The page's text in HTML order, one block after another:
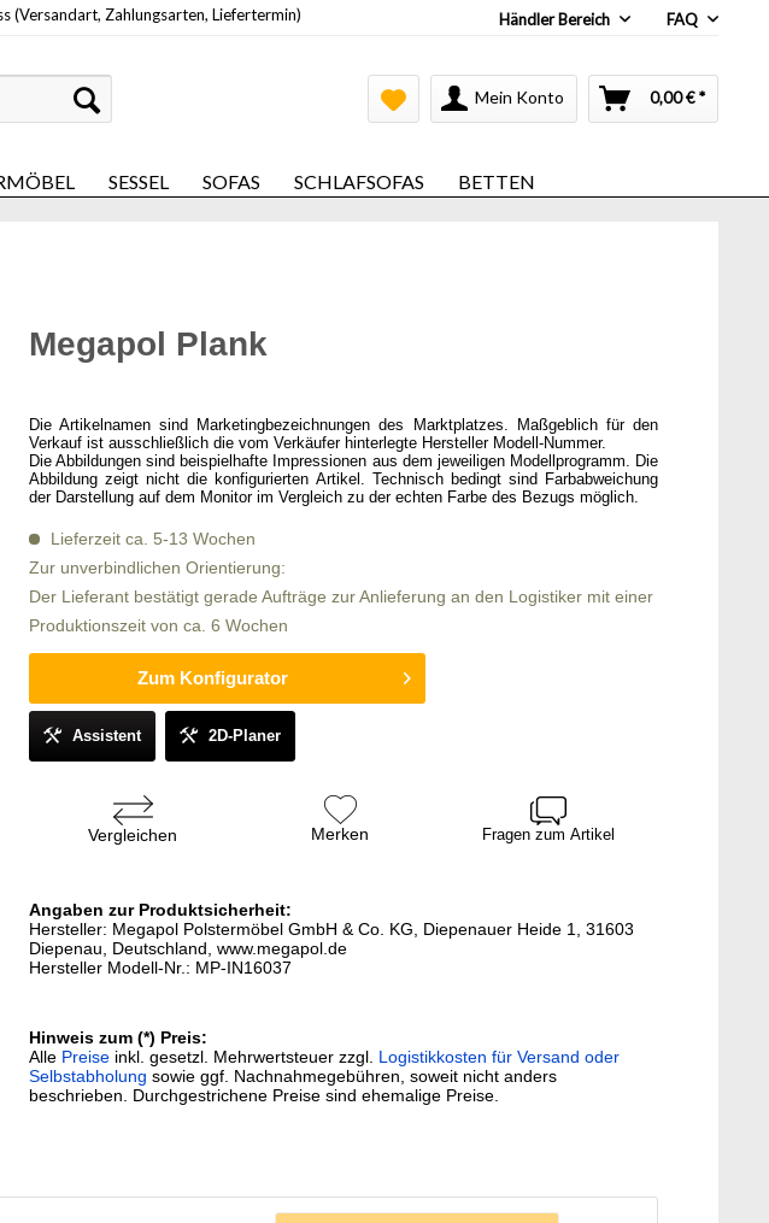
(Versandart, Zahlungsarten, Liefertermin) Händler Bereich FAQ
Mein Konto 0,00 € *
SESSEL SOFAS SCHLAFSOFAS BETTEN
Megapol Plank
Die Artikelnamen sind Marketingbezeichnungen des Marktplatzes. Maßgeblich für den
Verkauf ist ausschließlich die vom Verkäufer hinterlegte Hersteller Modell-Nummer.
Die Abbildungen sind beispielhafte Impressionen aus dem jeweiligen Modellprogramm. Die
Abbildung zeigt nicht die konfigurierten Artikel. Technisch bedingt sind Farbabweichung
der Darstellung auf dem Monitor im Vergleich zu der echten Farbe des Bezugs möglich.
Lieferzeit ca. 5-13 Wochen
Zur unverbindlichen Orientierung:
Der Lieferant bestätigt gerade Aufträge zur Anlieferung an den Logistiker mit einer
Produktionszeit von ca. 6 Wochen
Zum Konfigurator
Assistent 2D-Planer
Vergleichen Merken Fragen zum Artikel
Angaben zur Produktsicherheit:
Hersteller: Megapol Polstermöbel GmbH & Co. KG, Diepenauer Heide 1, 31603
Diepenau, Deutschland, www.megapol.de
Hersteller Modell-Nr.: MP-IN16037
Hinweis zum (*) Preis:
Alle Preiseinkl. gesetzl. Mehrwertsteuer zzgl. Logistikkosten für Versand oder
Selbstabholung sowie ggf. Nachnahmegebühren, soweit nicht anders
beschrieben. Durchgestrichene Preise sind ehemalige Preise.